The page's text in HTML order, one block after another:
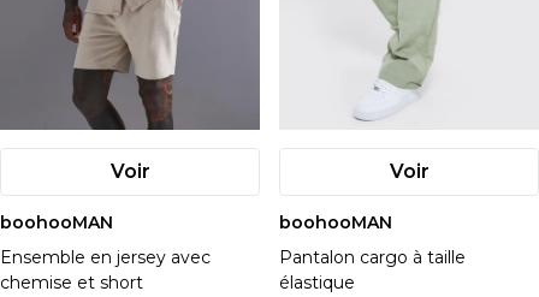
Voir
boohooMAN
Ensemble en jersey avec
chemise et short
Voir
boohooMAN
Pantalon cargo à taille
élastique